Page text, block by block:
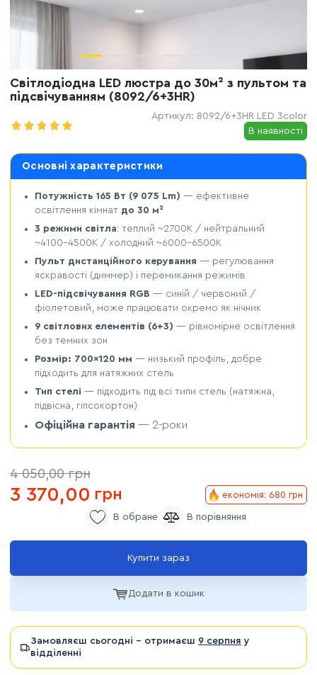
Світлодіодна LED люстра до 30м² з пультом та
підсвічуванням (8092/6+3HR)
Артикул: 8092/6+3HR LED 3color
В наявності
Основні характеристики
Потужність 165 Вт (9 075 Lm) — ефективне
освітлення кімнат до 30 м²
3 режими світла: теплий ~2700K / нейтральний
~4100-4500K / холодний ~6000-6500K
Пульт дистанційного керування — регулювання
яскравості (диммер) і перемикання режимів
LED-підсвічування RGB — синій / червоний /
фіолетовий, може працювати окремо як нічник
9 світлових елементів (6+3) — рівномірне освітлення
без темних зон
Розмір: 700×120 мм — низький профіль, добре
підходить для натяжних стель
Тип стелі — підходить під всі типи стель (натяжна,
підвісна, гіпсокортон)
Офіційна гарантія — 2-роки
4 050,00 грн
3 370,00 грн економія: 680 грн
Додати в кошик
Замовляєш сьогодні - отримаєш 9 серпня у
відділенні
Купити зараз